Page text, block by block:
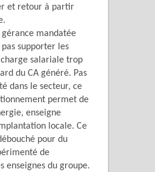
et retour à partir
gérance mandatée
supporter les
charge salariale trop
du CA généré. Pas
dans le secteur, ce
permet de
enseigne
locale. Ce
pour du
de
enseignes du groupe.